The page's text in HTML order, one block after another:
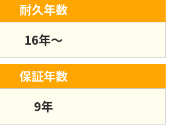
耐久年数
16年～
保証年数
9年